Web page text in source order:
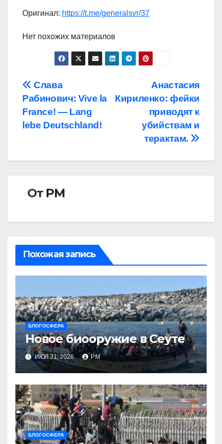
Оригинал: https://t.me/generalsvr/37
Нет похожих материалов
Навигация
по
записям
Анастасия
Кириленко: фейки
приводят к
убийствам и
терактам.
Слава
Рабинович: Vive la
France! — Lang
lebe Deutschland!
От РМ
Похожая запись
БЛОГОСФЕРА
Новое биооружие в Сеуте
ИЮЛ 31, 2026 РМ
БЛОГОСФЕРА